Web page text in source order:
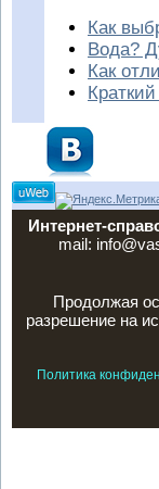
Как
Вода?
Как
Интернет-
mail:
Продолжая
разрешение на
Политика